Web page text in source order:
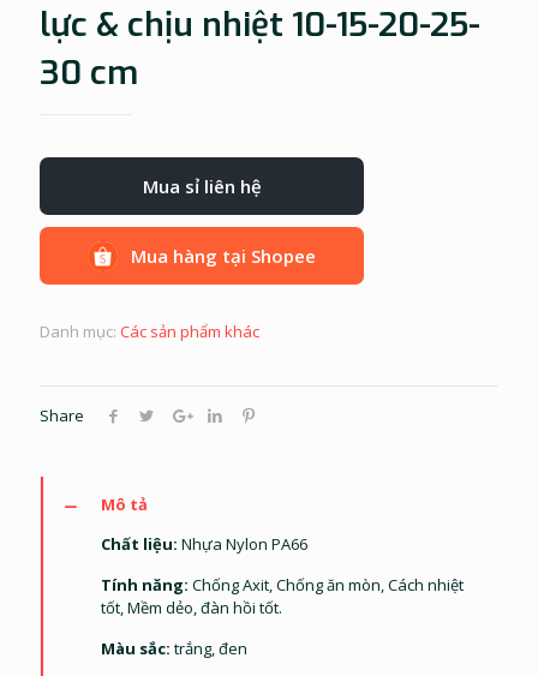
lực & chịu nhiệt 10-15-20-25-
30 cm
Mua sỉ liên hệ
Mua hàng tại Shopee
Danh mục: Các sản phẩm khác
Share
Mô tả
Chất liệu: Nhựa Nylon PA66
Tính năng: Chống Axit, Chống ăn mòn, Cách nhiệt
tốt, Mềm dẻo, đàn hồi tốt.
Màu sắc: trắng, đen